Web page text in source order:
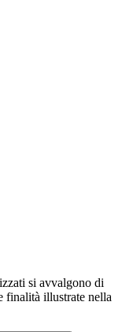
si avvalgono di
finalità illustrate nella